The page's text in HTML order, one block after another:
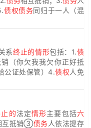
债权债务同归于一人（混
系终止的情形包括：1.债
（你欠我我欠你正好抵
公证处保管）4.债权人免
的法定情形主要包括六
互抵销③债务人依法提存